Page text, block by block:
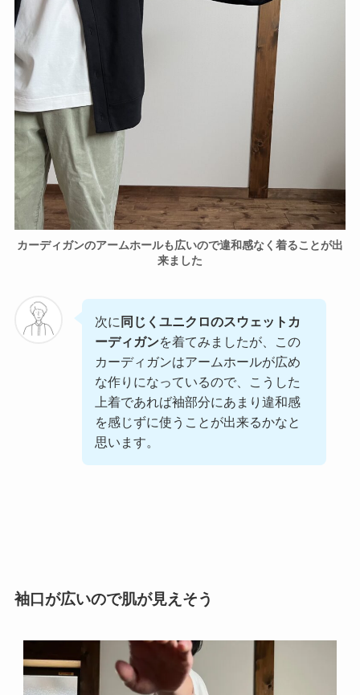
カーディガンのアームホールも広いので違和感なく着ることが出
来ました
次に 同じくユニクロのスウェットカ
ーディガンを着てみましたが、この
カーディガンはアームホールが広め
な作りになっているので、こうした
上着であれば袖部分にあまり違和感
を感じずに使うことが出来るかなと
思います。
袖口が広いので肌が見えそう